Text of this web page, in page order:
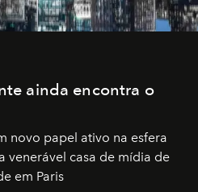
ainda encontra o
novo papel ativo na esfera
venerável casa de mídia de
em Paris